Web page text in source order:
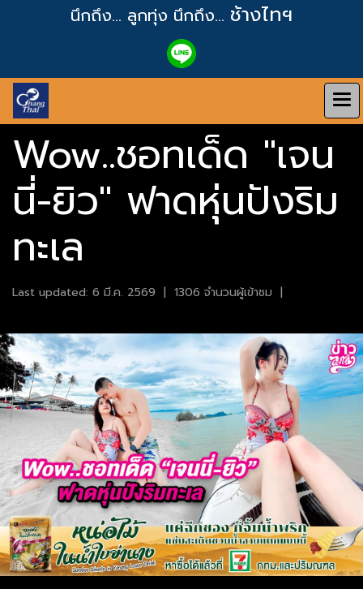
นึกถึง... ลูกทุ่ง นึกถึง... ช้างไทฯ
Wow..ชอทเด็ด "เจน
นี่-ยิว" ฟาดหุ่นปังริม
ทะเล
Last updated: 6 มี.ค. 2569 | 1306 จำนวนผู้เข้าชม |